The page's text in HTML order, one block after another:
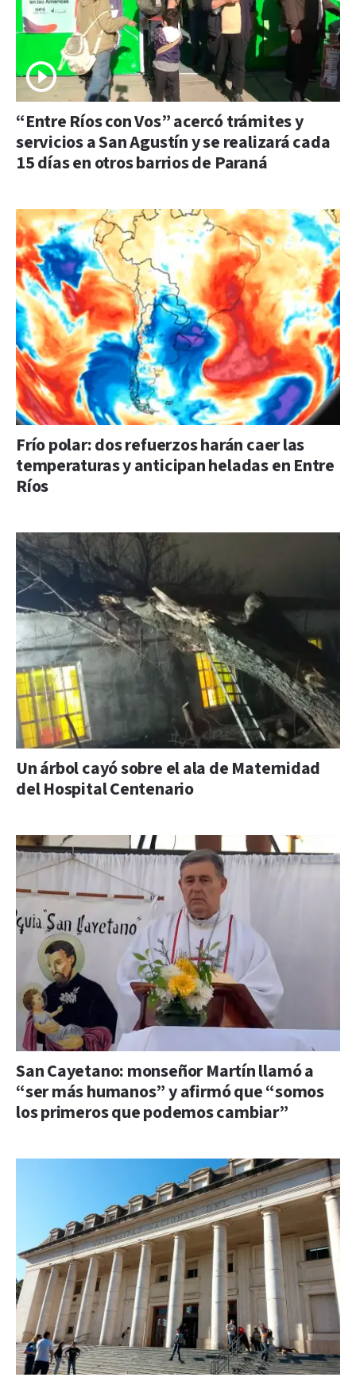
“Entre Ríos con Vos” acercó trámites y
servicios a San Agustín y se realizará cada
15 días en otros barrios de Paraná
Frío polar: dos refuerzos harán caer las
temperaturas y anticipan heladas en Entre
Ríos
Un árbol cayó sobre el ala de Maternidad
del Hospital Centenario
San Cayetano: monseñor Martín llamó a
“ser más humanos” y afirmó que “somos
los primeros que podemos cambiar”